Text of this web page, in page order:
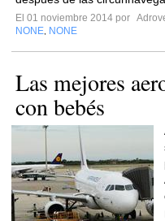
El 01 noviembre 2014 por
NONE NONE
Las mejores
con bebés